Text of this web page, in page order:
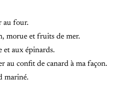
au four.
morue et fruits de mer.
et aux épinards.
au confit de canard à ma façon.
mariné.